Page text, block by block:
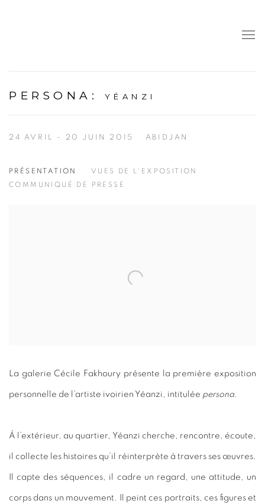
PERSONA : YÉANZI
24 AVRIL - 20 JUIN 2015 ABIDJAN
PRÉSENTATION
VUES DE L'EXPOSITION
COMMUNIQUÉ DE PRESSE
La galerie Cécile Fakhoury présente la première exposition
personnelle de l’artiste ivoirien Yéanzi, intitulée persona.
Á l’extérieur, au quartier, Yéanzi cherche, rencontre, écoute,
il collecte les histoires qu’il réinterprète à travers ses œuvres.
Il capte des séquences, il cadre un regard, une attitude, un
corps dans un mouvement. Il peint ces portraits, ces figures et